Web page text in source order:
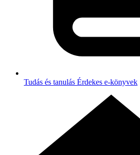
Tudás és tanulás Érdekes e-könyvek